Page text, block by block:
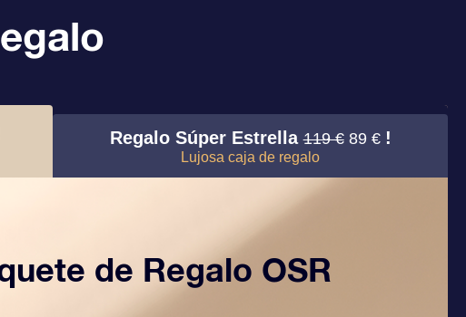
Regalo Súper Estrella119 € 89 € !
Lujosa caja de regalo
de Regalo OSR